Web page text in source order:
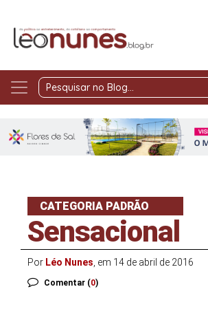
Blog
CATEGORIA PADRÃO
Sensacional
Por Léo Nunes, em 14 de abril de 2016
Comentar (0)